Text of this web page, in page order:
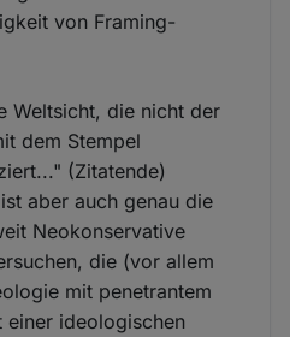
von Framing-
Weltsicht, die nicht der
dem Stempel
(Zitatende)
aber auch genau die
Neokonservative
die (vor allem
mit penetrantem
einer ideologischen